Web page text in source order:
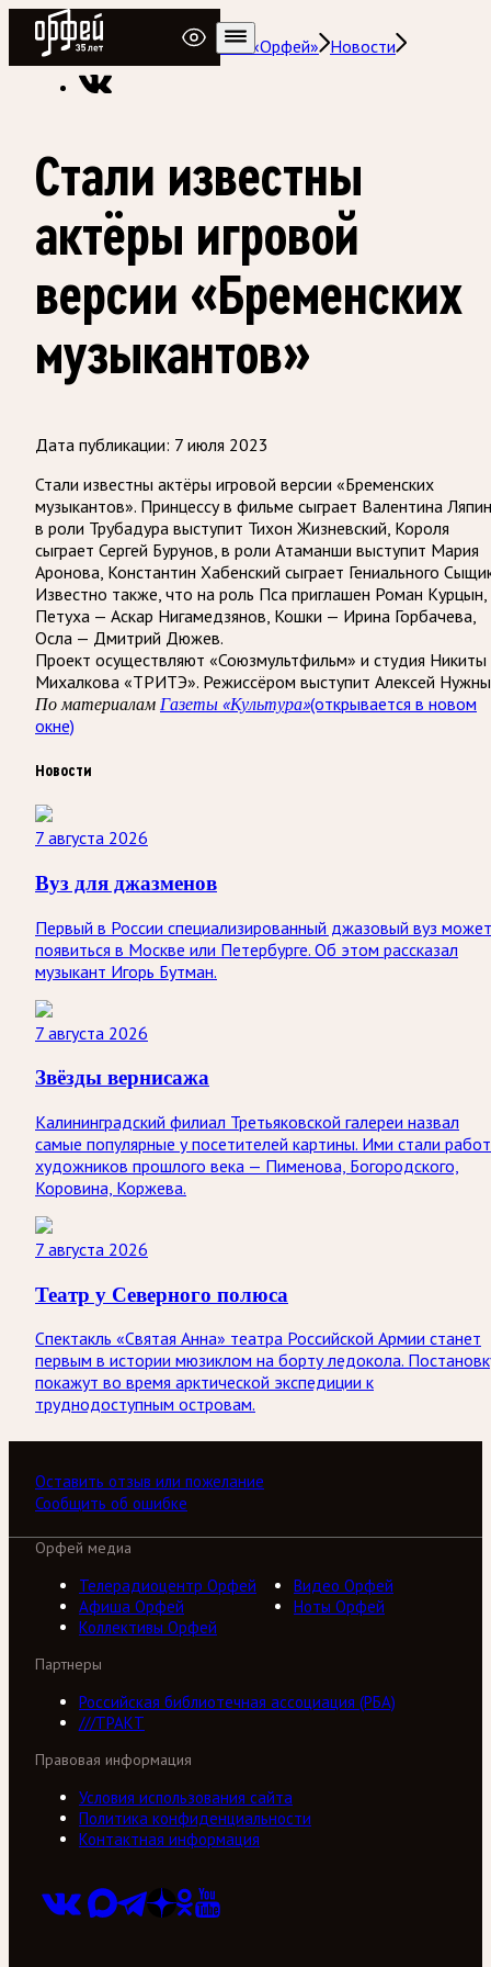
Радио Орфей
Радио классической музыки «Орфей» Новости
Стали известны
актёры игровой
версии «Бременских
музыкантов»
Дата публикации: 7 июля 2023
Стали известны актёры игровой версии «Бременских
музыкантов». Принцессу в фильме сыграет Валентина
в роли Трубадура выступит Тихон Жизневский, Короля
сыграет Сергей Бурунов, в роли Атаманши выступит Мария
Аронова, Константин Хабенский сыграет Гениального
Известно также, что на роль Пса приглашен Роман Курцын,
Петуха — Аскар Нигамедзянов, Кошки — Ирина Горбачева,
Осла — Дмитрий Дюжев.
Проект осуществляют «Союзмультфильм» и студия Никиты
Михалкова «ТРИТЭ». Режиссёром выступит Алексей
По материалам Газеты «Культура»(открывается в новом
окне)
Новости
7 августа 2026
Вуз для джазменов
Первый в России специализированный джазовый вуз может
появиться в Москве или Петербурге. Об этом рассказал
музыкант Игорь Бутман.
7 августа 2026
Звёзды вернисажа
Калининградский филиал Третьяковской галереи назвал
самые популярные у посетителей картины. Ими стали
художников прошлого века — Пименова, Богородского,
Коровина, Коржева.
7 августа 2026
Театр у Северного полюса
Спектакль «Святая Анна» театра Российской Армии станет
первым в истории мюзиклом на борту ледокола.
покажут во время арктической экспедиции к
труднодоступным островам.
Оставить отзыв или пожелание
Сообщить об ошибке
Орфей медиа
Телерадиоцентр Орфей
Видео Орфей
Афиша Орфей
Ноты Орфей
Коллективы Орфей
Партнеры
Российская библиотечная ассоциация (РБА)
///ТРАКТ
Правовая информация
Условия использования сайта
Политика конфиденциальности
Контактная информация